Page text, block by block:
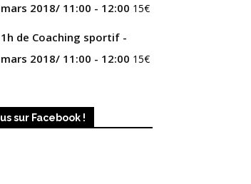
2018/ 11:00 - 12:00 15€
de Coaching sportif -
2018/ 11:00 - 12:00 15€
sur Facebook !